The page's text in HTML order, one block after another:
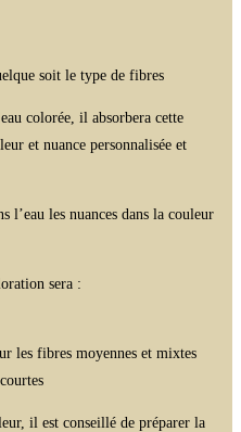
soit le type de fibres
colorée, il absorbera cette
et nuance personnalisée et
l’eau les nuances dans la couleur
sera :
les fibres moyennes et mixtes
il est conseillé de préparer la